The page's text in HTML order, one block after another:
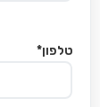
טלפון*